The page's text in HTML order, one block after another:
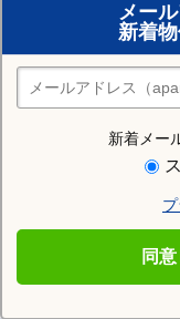
メー
新着物
新着メー
同
おまかせ物件リクエ
住みたい街の店舗を探す
店舗検索
住む街研究所でみ
みやま市の施設一